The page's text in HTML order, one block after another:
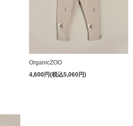
OrganicZOO
4,600円(税込5,060円)